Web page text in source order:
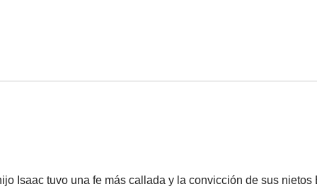
Isaac tuvo una fe más callada y la convicción de sus nietos